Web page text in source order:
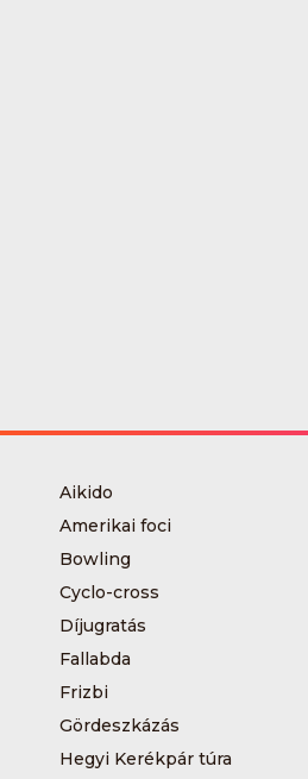
Aikido
Amerikai foci
Bowling
Cyclo-cross
Díjugratás
Fallabda
Frizbi
Gördeszkázás
Hegyi Kerékpár túra